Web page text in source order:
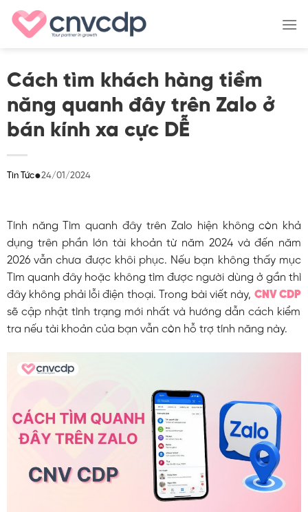
Skip
Cách tìm khách hàng tiềm
năng quanh đây trên Zalo ở
bán kính xa cực DỄ
Tin Tức●24/01/2024
Tính năng Tìm quanh đây trên Zalo hiện không còn khả
dụng trên phần lớn tài khoản từ năm 2024 và đến năm
2026 vẫn chưa được khôi phục. Nếu bạn không thấy mục
Tìm quanh đây hoặc không tìm được người dùng ở gần thì
đây không phải lỗi điện thoại. Trong bài viết này, CNV CDP
sẽ cập nhật tình trạng mới nhất và hướng dẫn cách kiểm
tra nếu tài khoản của bạn vẫn còn hỗ trợ tính năng này.